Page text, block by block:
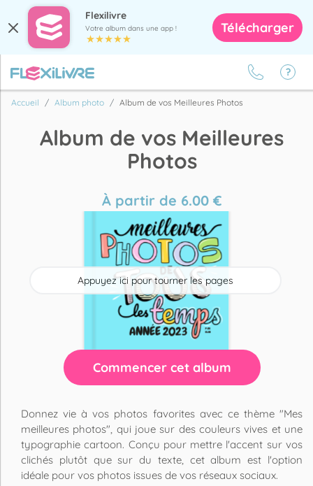
Flexilivre
Votre album dans une app ! Télécharger
Accueil Album photo Album de vos Meilleures Photos
Album de vos Meilleures
Photos
À partir de 6.00€
Commencer cet album
Donnez vie à vos photos favorites avec ce thème "Mes
meilleures photos", qui joue sur des couleurs vives et une
typographie cartoon. Conçu pour mettre l'accent sur vos
clichés plutôt que sur du texte, cet album est l'option
idéale pour vos photos issues de vos réseaux sociaux.